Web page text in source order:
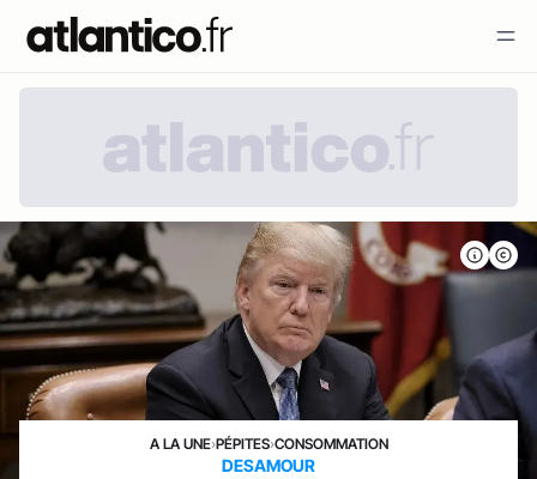
A LA UNE›PÉPITES›CONSOMMATION
DESAMOUR